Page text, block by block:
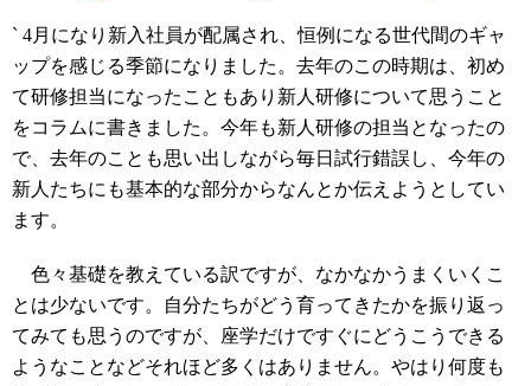
` 4月になり新入社員が配属され、恒例になる世代間のギャ
ップを感じる季節になりました。去年のこの時期は、初め
て研修担当になったこともあり新人研修について思うこと
をコラムに書きました。今年も新人研修の担当となったの
で、去年のことも思い出しながら毎日試行錯誤し、今年の
新人たちにも基本的な部分からなんとか伝えようとしてい
ます。
色々基礎を教えている訳ですが、なかなかうまくいくこ
とは少ないです。自分たちがどう育ってきたかを振り返っ
てみても思うのですが、座学だけですぐにどうこうできる
ようなことなどそれほど多くはありません。やはり何度も